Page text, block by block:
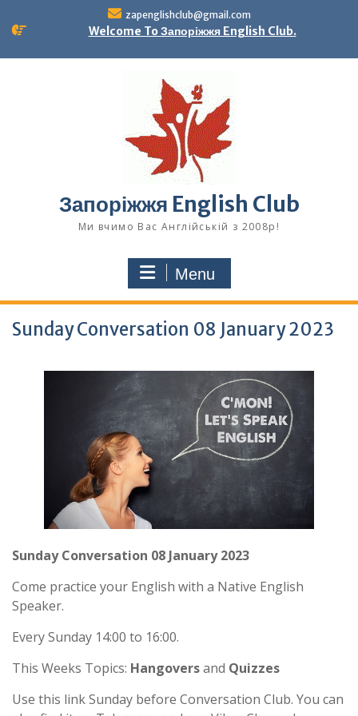
zapenglishclub@gmail.com
Welcome To Запоріжжя English Club.
Запоріжжя English Club
Ми вчимо Вас Англійській з 2008р!
Menu
Sunday Conversation 08 January 2023
Sunday Conversation 08 January 2023
Come practice your English with a Native English
Speaker.
Every Sunday 14:00 to 16:00.
This Weeks Topics: Hangoversand Quizzes
Use this link Sunday before Conversation Club. You can